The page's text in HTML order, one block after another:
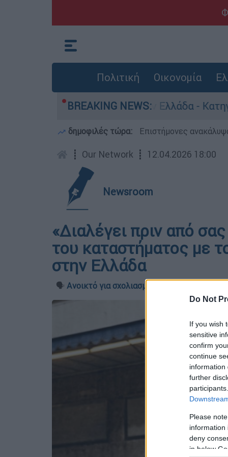
Do Not
If you wish
sensitive
confirm
continue
information
further
Please
information
deny
in below
Πολιτική Οικονομία
BREAKING NEWS:
για ανθρωποκτονίες στην Ελλάδα -
δημοφιλές τώρα: Επιστήμονες
┋ Our Network ┋ 12.04.2026 18:00
Newsroom
«Διαλέγει πριν από
του καταστήματος με
στην Ελλάδα
🗣️ Ανοικτό για σχολιασμό